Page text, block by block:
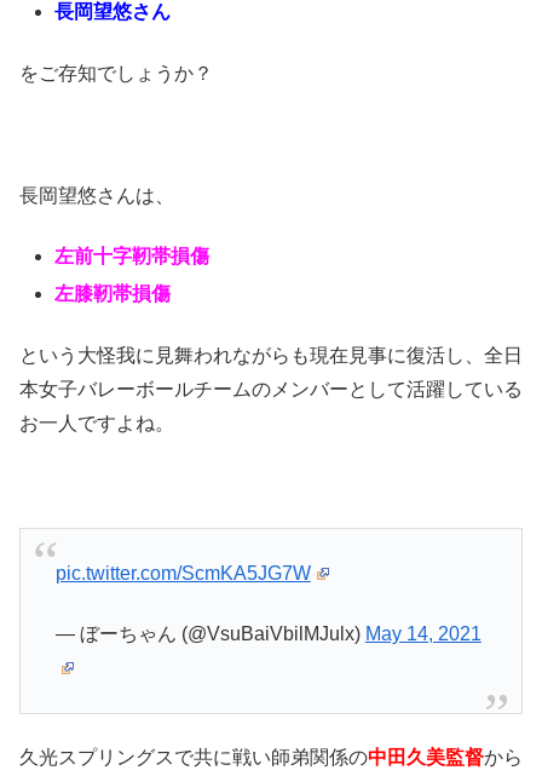
長岡望悠さん
をご存知でしょうか？
長岡望悠さんは、
左前十字靭帯損傷
左膝靭帯損傷
という大怪我に見舞われながらも現在見事に復活し、全日
本女子バレーボールチームのメンバーとして活躍している
お一人ですよね。
pic.twitter.com/ScmKA5JG7W
— ぼーちゃん (@VsuBaiVbilMJulx) May 14, 2021
久光スプリングスで共に戦い師弟関係の中田久美監督から